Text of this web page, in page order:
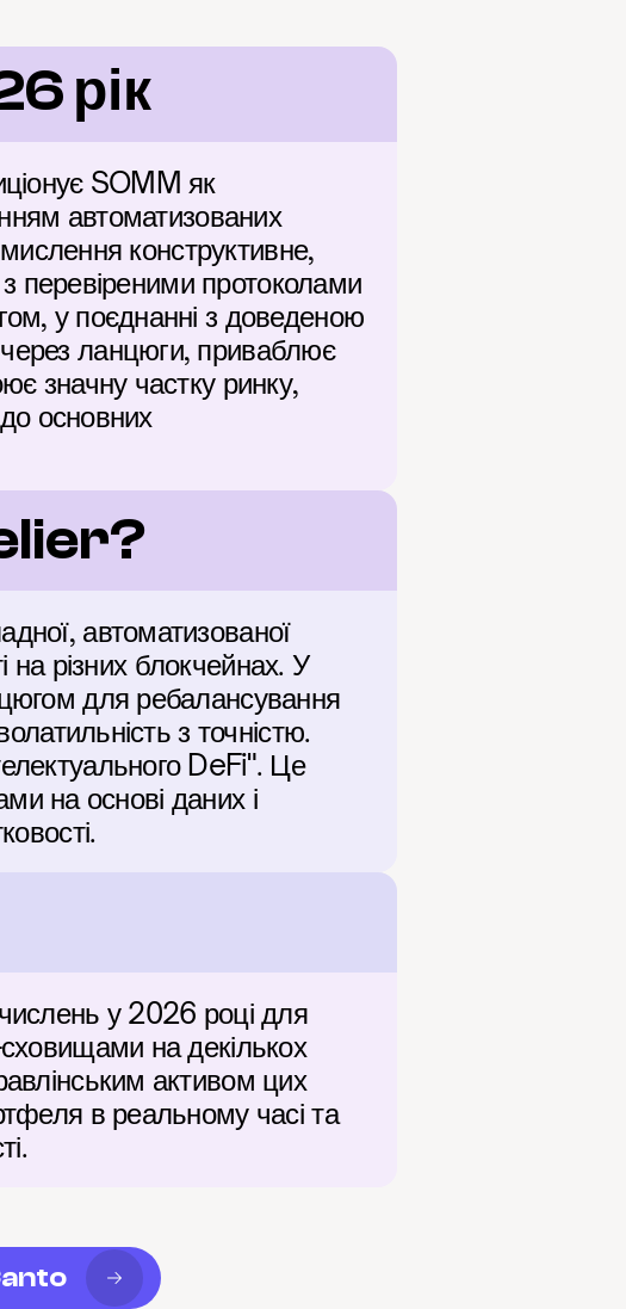
рік
SOMM як
автоматизованих
конструктивне,
з перевіреними протоколами
у поєднанні з доведеною
ланцюги, приваблює
значну частку ринку,
основних
автоматизованої
на різних блокчейнах. У
для ребалансування
з точністю.
DeFi". Це
на основі даних і
у 2026 році для
на декількох
активом цих
в реальному часі та